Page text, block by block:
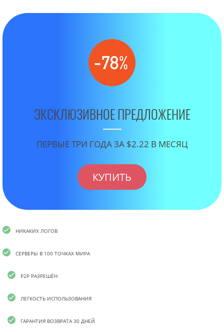
ЭКСКЛЮЗИВНОЕ ПРЕДЛОЖЕНИЕ
ПЕРВЫЕ ТРИ ГОДА ЗА $2.22 В МЕСЯЦ
КУПИТЬ
НИКАКИХ ЛОГОВ
СЕРВЕРЫ В 100 ТОЧКАХ МИРА
P2P РАЗРЕШЁН
ЛЕГКОСТЬ ИСПОЛЬЗОВАНИЯ
ГАРАНТИЯ ВОЗВРАТА 30 ДНЕЙ